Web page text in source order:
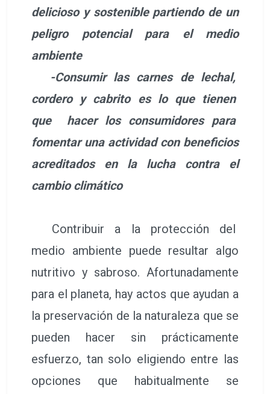
delicioso y sostenible partiendo de un
peligro potencial para el medio
ambiente
-Consumir las carnes de lechal,
cordero y cabrito es lo que tienen
que hacer los consumidores para
fomentar una actividad con beneficios
acreditados en la lucha contra el
cambio climático
Contribuir a la protección del
medio ambiente puede resultar algo
nutritivo y sabroso. Afortunadamente
para el planeta, hay actos que ayudan a
la preservación de la naturaleza que se
pueden hacer sin prácticamente
esfuerzo, tan solo eligiendo entre las
opciones que habitualmente se